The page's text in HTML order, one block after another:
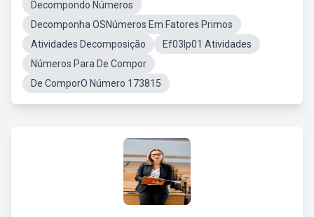
Decompondo Números
Decomponha OSNúmeros Em Fatores Primos
Atividades Decomposição
Ef03lp01 Atividades
Números Para De Compor
De ComporO Número 173815